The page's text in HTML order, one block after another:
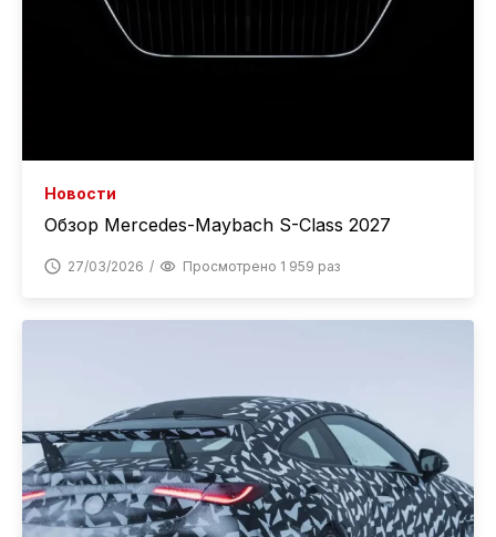
Новости
Обзор Mercedes-Maybach S-Class 2027
27/03/2026 Просмотрено 1 959 раз